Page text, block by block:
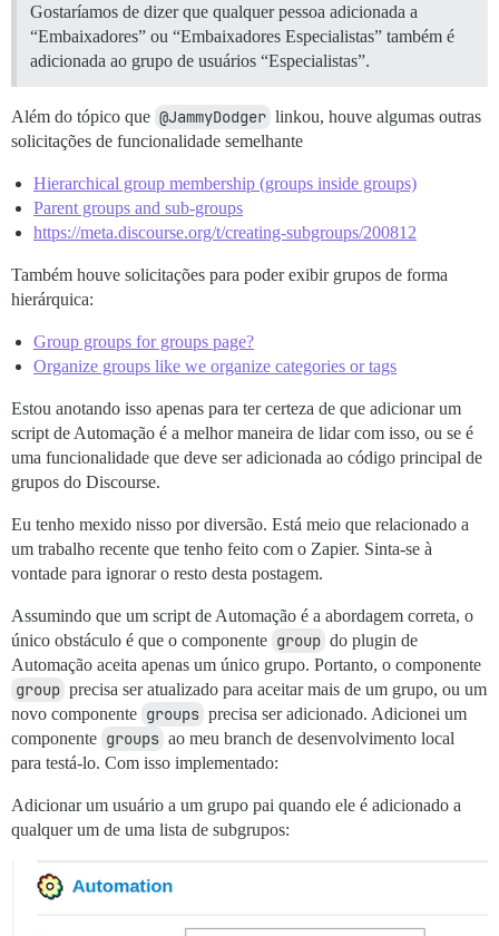
Gostaríamos de dizer que qualquer pessoa adicionada a
“Embaixadores” ou “Embaixadores Especialistas” também é
adicionada ao grupo de usuários “Especialistas”.
Além do tópico que @JammyDodger linkou, houve algumas outras
solicitações de funcionalidade semelhante
Hierarchical group membership (groups inside groups)
Parent groups and sub-groups
https://meta.discourse.org/t/creating-subgroups/200812
Também houve solicitações para poder exibir grupos de forma
hierárquica:
Group groups for groups page?
Organize groups like we organize categories or tags
Estou anotando isso apenas para ter certeza de que adicionar um
script de Automação é a melhor maneira de lidar com isso, ou se é
uma funcionalidade que deve ser adicionada ao código principal de
grupos do Discourse.
Eu tenho mexido nisso por diversão. Está meio que relacionado a
um trabalho recente que tenho feito com o Zapier. Sinta-se à
vontade para ignorar o resto desta postagem.
Assumindo que um script de Automação é a abordagem correta, o
único obstáculo é que o componente group do plugin de
Automação aceita apenas um único grupo. Portanto, o componente
group precisa ser atualizado para aceitar mais de um grupo, ou um
novo componente groups precisa ser adicionado. Adicionei um
componente groups ao meu branch de desenvolvimento local
para testá-lo. Com isso implementado:
Adicionar um usuário a um grupo pai quando ele é adicionado a
qualquer um de uma lista de subgrupos: